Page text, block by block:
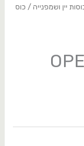
יין ושמפנייה / כוס